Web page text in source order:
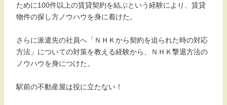
ために100件以上の賃貸契約を結ぶという経験により、賃貸
物件の探し方ノウハウを身に着けた。
さらに派遣先の社員へ「ＮＨＫから契約を迫られた時の対応
方法」についての対策を教える経験から、ＮＨＫ撃退方法の
ノウハウを身につけた。
駅前の不動産屋は役に立たない！